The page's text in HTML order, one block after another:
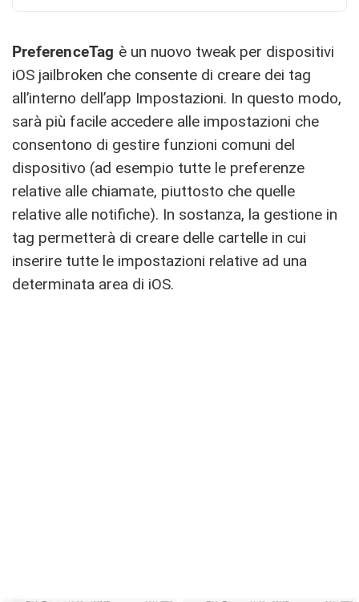
PreferenceTag è un nuovo tweak per dispositivi
iOS jailbroken che consente di creare dei tag
all’interno dell’app Impostazioni. In questo modo,
sarà più facile accedere alle impostazioni che
consentono di gestire funzioni comuni del
dispositivo (ad esempio tutte le preferenze
relative alle chiamate, piuttosto che quelle
relative alle notifiche). In sostanza, la gestione in
tag permetterà di creare delle cartelle in cui
inserire tutte le impostazioni relative ad una
determinata area di iOS.